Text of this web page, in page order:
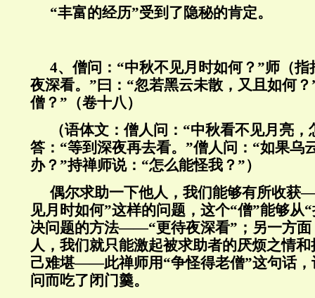
“丰富的经历”受到了隐秘的肯定。
4、僧问：“中秋不见月时如何？”师（
夜深看。”曰：“忽若黑云未散，又且如何
僧？”（卷十八）
（语体文：僧人问：“中秋看不见月亮
答：“等到深夜再去看。”僧人问：“如果乌
办？”持禅师说：“怎么能怪我？”）
偶尔求助一下他人，我们能够有所收
见月时如何”这样的问题，这个“僧”能够从
决问题的方法——“更待夜深看”；另一方面
人，我们就只能激起被求助者的厌烦之情
己难堪——此禅师用“争怪得老僧”这句话，
问而吃了闭门羹。